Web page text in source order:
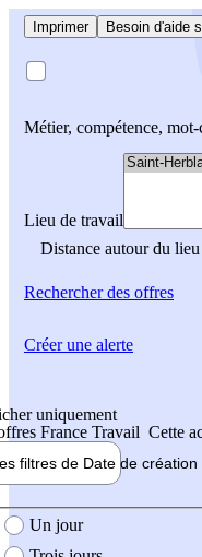
Imprimer Besoin d'aide
Métier, compétence,
Lieu de travail
Distance autour du
Rechercherdes offres
uniquement
France Travail Cette
filtres de Date de création
création de l'offre
Un jour
Créer une alerte